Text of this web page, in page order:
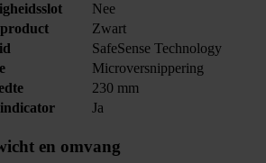
Nee
Zwart
SafeSense Technology
Microversnippering
230 mm
Ja
en omvang